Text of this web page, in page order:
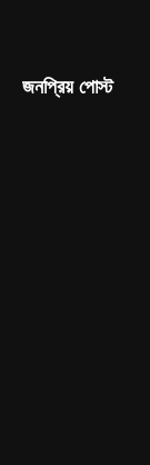
জনপ্রিয় পোস্ট